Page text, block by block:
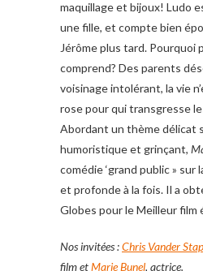
maquillage et bijoux! Ludo
une fille, et compte bien
Jérôme plus tard. Pourquoi
comprend? Des parents
voisinage intolérant, la vie
rose pour qui transgresse
Abordant un thème délicat
humoristique et grinçant,
comédie ‘grand public »
et profonde à la fois. Il a
Globes pour le Meilleur film
Nos invitées :Chris Vander
film etMarie Bunel, actrice.